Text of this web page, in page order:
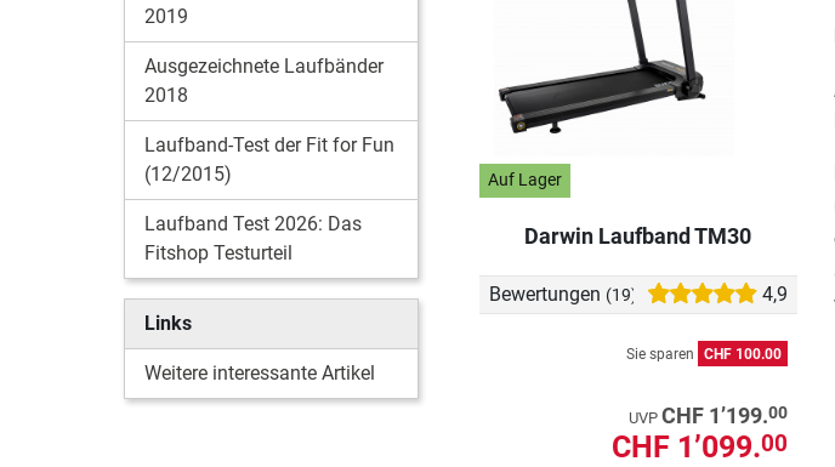
2019
Ausgezeichnete Laufbänder
2018
Laufband-Test der Fit for Fun
(12/2015)
Laufband Test 2026: Das
Fitshop Testurteil
Links
Weitere interessante Artikel
Auf Lager
Darwin Laufband TM30
Bewertungen (19) 4,9
Sie sparen CHF 100.00
UVP CHF 1’199.00
CHF 1’099.00